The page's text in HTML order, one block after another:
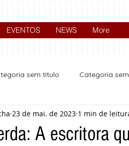
EVENTOS NEWS More
sem título Categoria
Expocrato 2024 Política
A escritora
23 de mai. de 2023 1 min de